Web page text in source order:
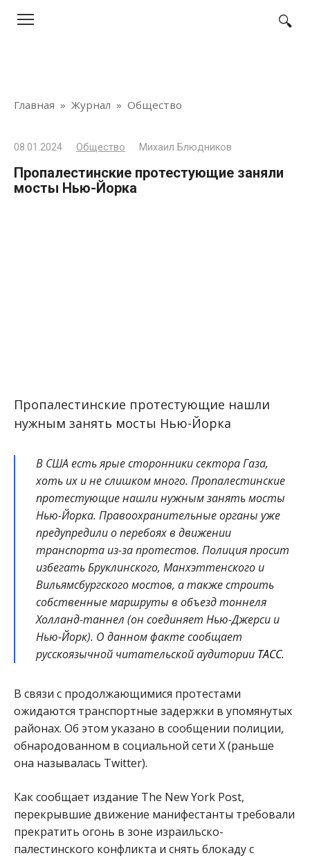
Главная » Журнал » Общество
08.01.2024 Общество Михаил Блюдников
Пропалестинские протестующие заняли
мосты Нью-Йорка
Пропалестинские протестующие нашли
нужным занять мосты Нью-Йорка
В США есть ярые сторонники сектора Газа,
хоть их и не слишком много. Пропалестинские
протестующие нашли нужным занять мосты
Нью-Йорка. Правоохранительные органы уже
предупредили о перебоях в движении
транспорта из-за протестов. Полиция просит
избегать Бруклинского, Манхэттенского и
Вильямсбургского мостов, а также строить
собственные маршруты в объезд тоннеля
Холланд-таннел (он соединяет Нью-Джерси и
Нью-Йорк). О данном факте сообщает
русскоязычной читательской аудитории ТАСС.
В связи с продолжающимися протестами
ожидаются транспортные задержки в упомянутых
районах. Об этом указано в сообщении полиции,
обнародованном в социальной сети X (раньше
она называлась Twitter).
Как сообщает издание The New York Post,
перекрывшие движение манифестанты требовали
прекратить огонь в зоне израильско-
палестинского конфликта и снять блокаду с